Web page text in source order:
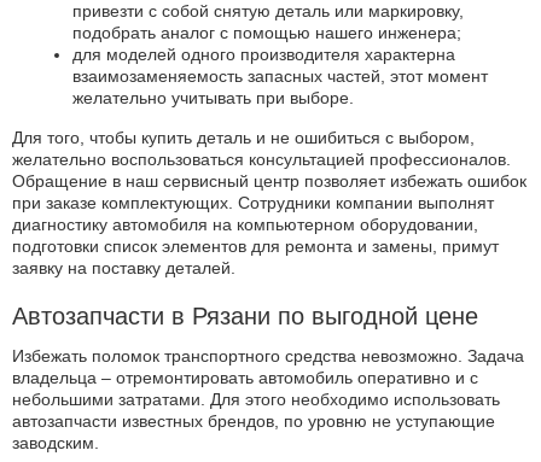
привезти с собой снятую деталь или маркировку,
подобрать аналог с помощью нашего инженера;
для моделей одного производителя характерна
взаимозаменяемость запасных частей, этот момент
желательно учитывать при выборе.
Для того, чтобы купить деталь и не ошибиться с выбором,
желательно воспользоваться консультацией профессионалов.
Обращение в наш сервисный центр позволяет избежать ошибок
при заказе комплектующих. Сотрудники компании выполнят
диагностику автомобиля на компьютерном оборудовании,
подготовки список элементов для ремонта и замены, примут
заявку на поставку деталей.
Автозапчасти в Рязани по выгодной цене
Избежать поломок транспортного средства невозможно. Задача
владельца – отремонтировать автомобиль оперативно и с
небольшими затратами. Для этого необходимо использовать
автозапчасти известных брендов, по уровню не уступающие
заводским.